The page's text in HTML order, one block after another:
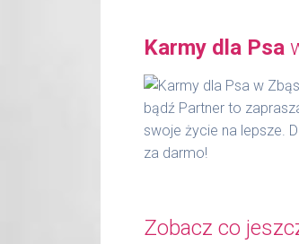
Karmy dla Psa
bądź Partner to
swoje życie na lepsze.
za darmo!
Zobacz co